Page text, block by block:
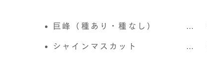
巨峰（種あり・種なし）
シャインマスカット